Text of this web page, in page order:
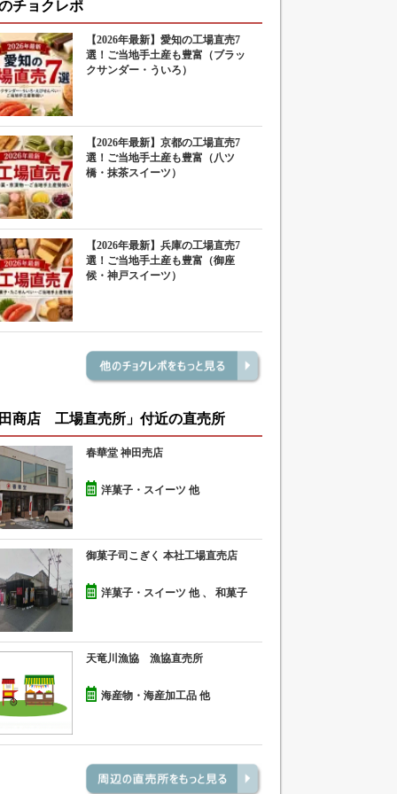
チョクレポ
【2026年最新】愛知の工場直売7
選！ご当地手土産も豊富（ブラッ
クサンダー・ういろ）
【2026年最新】京都の工場直売7
選！ご当地手土産も豊富（八ツ
橋・抹茶スイーツ）
【2026年最新】兵庫の工場直売7
選！ご当地手土産も豊富（御座
候・神戸スイーツ）
商店 工場直売所」付近の直売所
春華堂 神田売店
洋菓子・スイーツ 他
御菓子司こぎく 本社工場直売店
洋菓子・スイーツ 他 、 和菓子
天竜川漁協 漁協直売所
海産物・海産加工品 他